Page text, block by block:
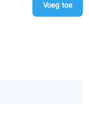
Voeg toe